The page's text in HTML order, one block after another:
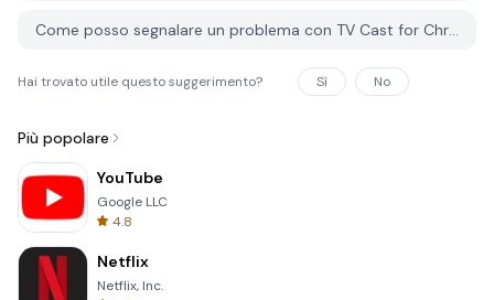
Come posso segnalare un problema con TV Cast for Chromecast Screen su PGYER APK HUB?
Hai trovato utile questo suggerimento? Sì No
Più popolare
YouTube
Google LLC
4.8
Netflix
Netflix, Inc.